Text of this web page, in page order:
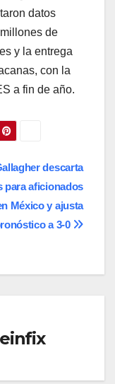
datos
de
y la entrega
con la
a fin de año.
descarta
para aficionados
México y ajusta
a 3-0